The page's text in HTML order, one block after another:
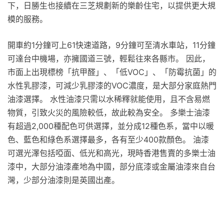
下，日勝生也接續在三芝規劃新的樂齡住宅，以提供更大規
模的服務。
開車約1分鐘可上61快速道路，9分鐘可至清水車站，11分鐘
可達台中機場，亦擁國道三號，輕鬆往來各縣市。 因此，
市面上出現標榜「抗甲醛」、「低VOC」、「防霉抗菌」的
水性乳膠漆，可減少乳膠漆的VOC濃度，是大部分家庭熱門
油漆選擇。 水性油漆只需以水稀釋就能使用，且不含易燃
物質，引致火災的風險較低，故此較為安全。 多樂士油漆
有超過2,000種配色可供選擇，並分成12種色系，當中以暖
色、藍色和綠色系選擇最多，各有至少400款顏色。 油漆
可選光澤包括啞面、低光和高光，現時香港售賣的多樂士油
漆中，大部分油漆產地為中國，部分底漆或金屬油漆來自台
灣，少部分油漆則是英國出產。